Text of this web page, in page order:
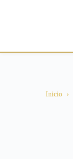
Inicio ›